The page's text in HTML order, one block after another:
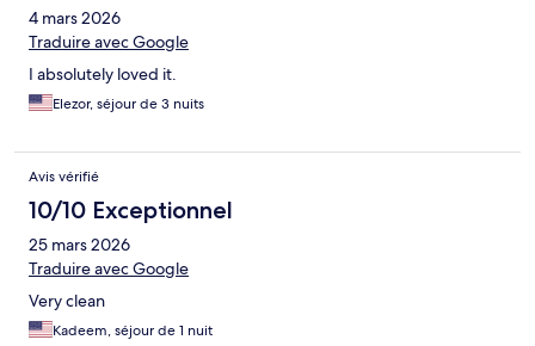
4 mars 2026
Traduire avec Google
I absolutely loved it.
Elezor, séjour de 3 nuits
Avis vérifié
10/10 Exceptionnel
25 mars 2026
Traduire avec Google
Very clean
Kadeem, séjour de 1 nuit